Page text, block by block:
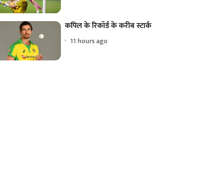
कपिल के रिकॉर्ड के करीब स्टार्क
11 hours ago